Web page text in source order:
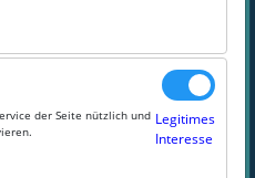
der Seite nützlich und Legitimes
Interesse
der Seite nützlich und Legitimes
Interesse